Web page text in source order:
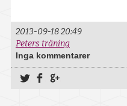
Skara
Skövde
Tibro
2013-09-18 20:49
Peters träning
Inga kommentarer
Dela på Twitter
Dela på Facebook